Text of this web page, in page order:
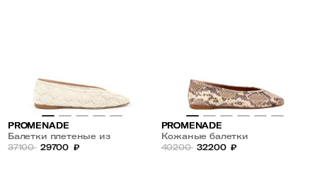
PROMENADE
Балетки плетеные из
текстиля
37100 29700 ₽
PROMENADE
Кожаные балетки
40200 32200 ₽